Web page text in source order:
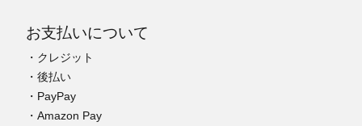
お支払いについて
・クレジット
・後払い
・PayPay
・Amazon Pay